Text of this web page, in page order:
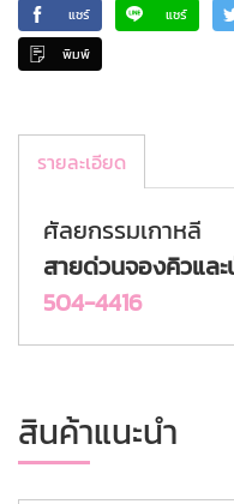
แชร์ แชร์
พิมพ์
รายละเอียด
ศัลยกรรมเกาหลี
สายด่วนจองคิวแล
504-4416
สินค้าแนะนำ